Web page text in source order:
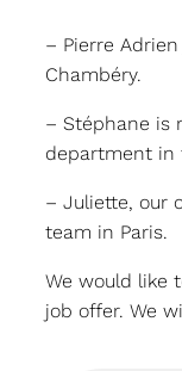
– Pierre
Chambéry.
– Stéphane is
department in
– Juliette, our
team in Paris.
We would like
job offer. We